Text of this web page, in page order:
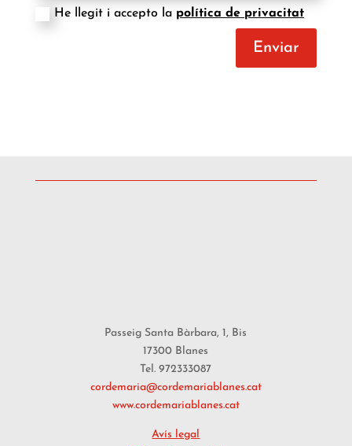
He llegit i accepto la política de privacitat
Enviar
Passeig Santa Bàrbara, 1, Bis
17300 Blanes
Tel. 972333087
cordemaria@cordemariablanes.cat
www.cordemariablanes.cat
Avís legal